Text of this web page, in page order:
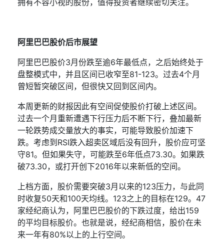
拥有不容小视的股份，值得投资者继续密切关注。
阿里巴巴股价后市展望
阿里巴巴股价3月份跌至逾6年最低点，之后始终处于
盘整模式中，并且区间已收窄至81-123。过去4个月
曾短暂突破区间，但很快又回到区间内。
本周更新的财报因此有空间促使股价打破上述区间。
过去一个月重新遭遇下行压力后不断下行，叠加最新
一轮跌势成交量放大的事实，可能导致股价加速下
跌。考虑到 RSI跌入超卖区域后没有回升，股价应可坚
守81。但如果失守，可能跌至6年低点73.30。如果跌
破73.30，或打开创下2016年以来新低的空间。
上档方面，股价需要突破3月以来的123压力，与此同
时收复50天和100天均线。 123之上的目标在129。 47
家经纪商认为，阿里巴巴股价的下跌过度，给出159
的平均目标股价。也就是说，经纪商相信，股价在未
来一年有80%以上的上行空间。